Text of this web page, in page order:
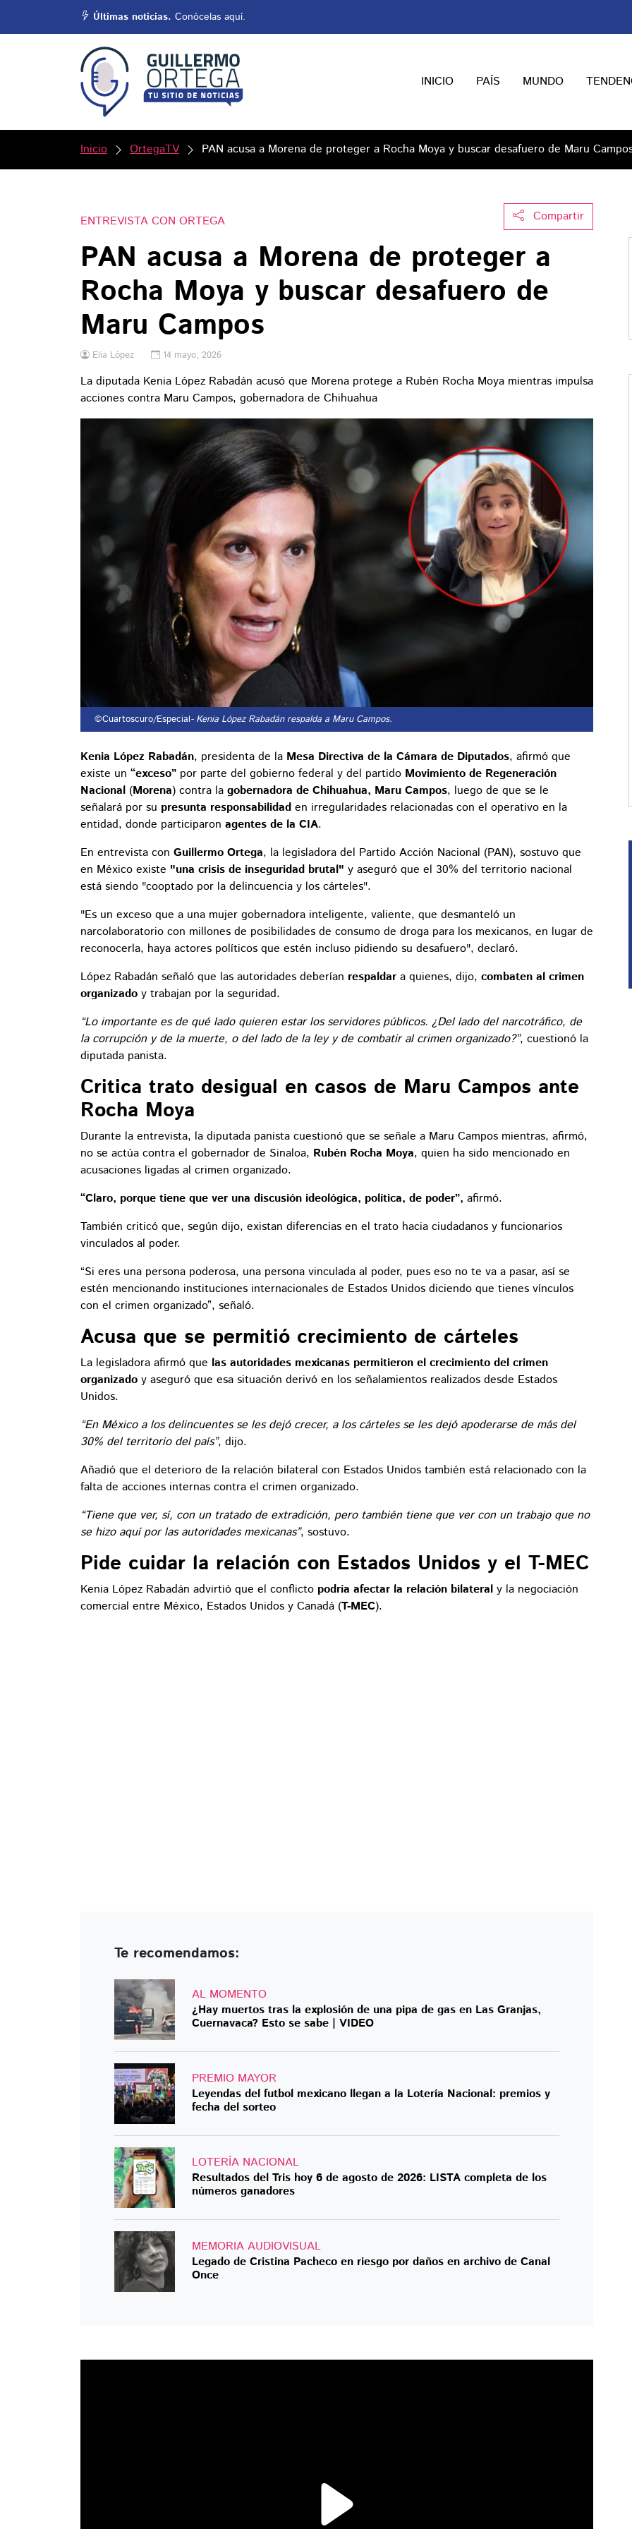
Últimas noticias. Conócelas aquí.
INICIO PAÍS MUNDO
Inicio OrtegaTV PAN acusa a Morena de proteger a Rocha Moya y buscar desafuero de Maru
Compartir
ENTREVISTA CON ORTEGA
PAN acusa a Morena de proteger a
Rocha Moya y buscar desafuero de
Maru Campos
Elia López 14 mayo, 2026
La diputada Kenia López Rabadán acusó que Morena protege a Rubén Rocha Moya mientras impulsa
acciones contra Maru Campos, gobernadora de Chihuahua
©Cuartoscuro/Especial- Kenia López Rabadán respalda a Maru Campos.
Kenia López Rabadán, presidenta de la Mesa Directiva de la Cámara de Diputados, afirmó que
existe un “exceso” por parte del gobierno federal y del partido Movimiento de Regeneración
Nacional (Morena) contra la gobernadora de Chihuahua, Maru Campos, luego de que se le
señalará por su presunta responsabilidad en irregularidades relacionadas con el operativo en la
entidad, donde participaron agentes de la CIA.
En entrevista con Guillermo Ortega, la legisladora del Partido Acción Nacional (PAN), sostuvo que
en México existe "una crisis de inseguridad brutal" y aseguró que el 30% del territorio nacional
está siendo "cooptado por la delincuencia y los cárteles".
"Es un exceso que a una mujer gobernadora inteligente, valiente, que desmanteló un
narcolaboratorio con millones de posibilidades de consumo de droga para los mexicanos, en lugar de
reconocerla, haya actores políticos que estén incluso pidiendo su desafuero", declaró.
López Rabadán señaló que las autoridades deberían respaldar a quienes, dijo, combaten al crimen
organizado y trabajan por la seguridad.
“Lo importante es de qué lado quieren estar los servidores públicos. ¿Del lado del narcotráfico, de
la corrupción y de la muerte, o del lado de la ley y de combatir al crimen organizado?”, cuestionó la
diputada panista.
Critica trato desigual en casos de Maru Campos ante
Rocha Moya
Durante la entrevista, la diputada panista cuestionó que se señale a Maru Campos mientras, afirmó,
no se actúa contra el gobernador de Sinaloa, Rubén Rocha Moya, quien ha sido mencionado en
acusaciones ligadas al crimen organizado.
“Claro, porque tiene que ver una discusión ideológica, política, de poder”, afirmó.
También criticó que, según dijo, existan diferencias en el trato hacia ciudadanos y funcionarios
vinculados al poder.
“Si eres una persona poderosa, una persona vinculada al poder, pues eso no te va a pasar, así se
estén mencionando instituciones internacionales de Estados Unidos diciendo que tienes vínculos
con el crimen organizado”, señaló.
Acusa que se permitió crecimiento de cárteles
La legisladora afirmó que las autoridades mexicanas permitieron el crecimiento del crimen
organizado y aseguró que esa situación derivó en los señalamientos realizados desde Estados
Unidos.
“En México a los delincuentes se les dejó crecer, a los cárteles se les dejó apoderarse de más del
30% del territorio del país”, dijo.
Añadió que el deterioro de la relación bilateral con Estados Unidos también está relacionado con la
falta de acciones internas contra el crimen organizado.
“Tiene que ver, sí, con un tratado de extradición, pero también tiene que ver con un trabajo que no
se hizo aquí por las autoridades mexicanas”, sostuvo.
Pide cuidar la relación con Estados Unidos y el T-MEC
Kenia López Rabadán advirtió que el conflicto podría afectar la relación bilateral y la negociación
comercial entre México, Estados Unidos y Canadá (T-MEC).
Te recomendamos:
AL MOMENTO
¿Hay muertos tras la explosión de una pipa de gas en Las Granjas,
Cuernavaca? Esto se sabe | VIDEO
PREMIO MAYOR
Leyendas del futbol mexicano llegan a la Lotería Nacional: premios y
fecha del sorteo
LOTERÍA NACIONAL
Resultados del Tris hoy 6 de agosto de 2026: LISTA completa de los
números ganadores
MEMORIA AUDIOVISUAL
Legado de Cristina Pacheco en riesgo por daños en archivo de Canal
Once